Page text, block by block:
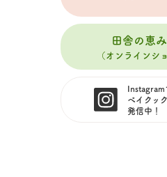
田舎の恵
（オンラインシ
Instagram
ベイクッ
発信中！